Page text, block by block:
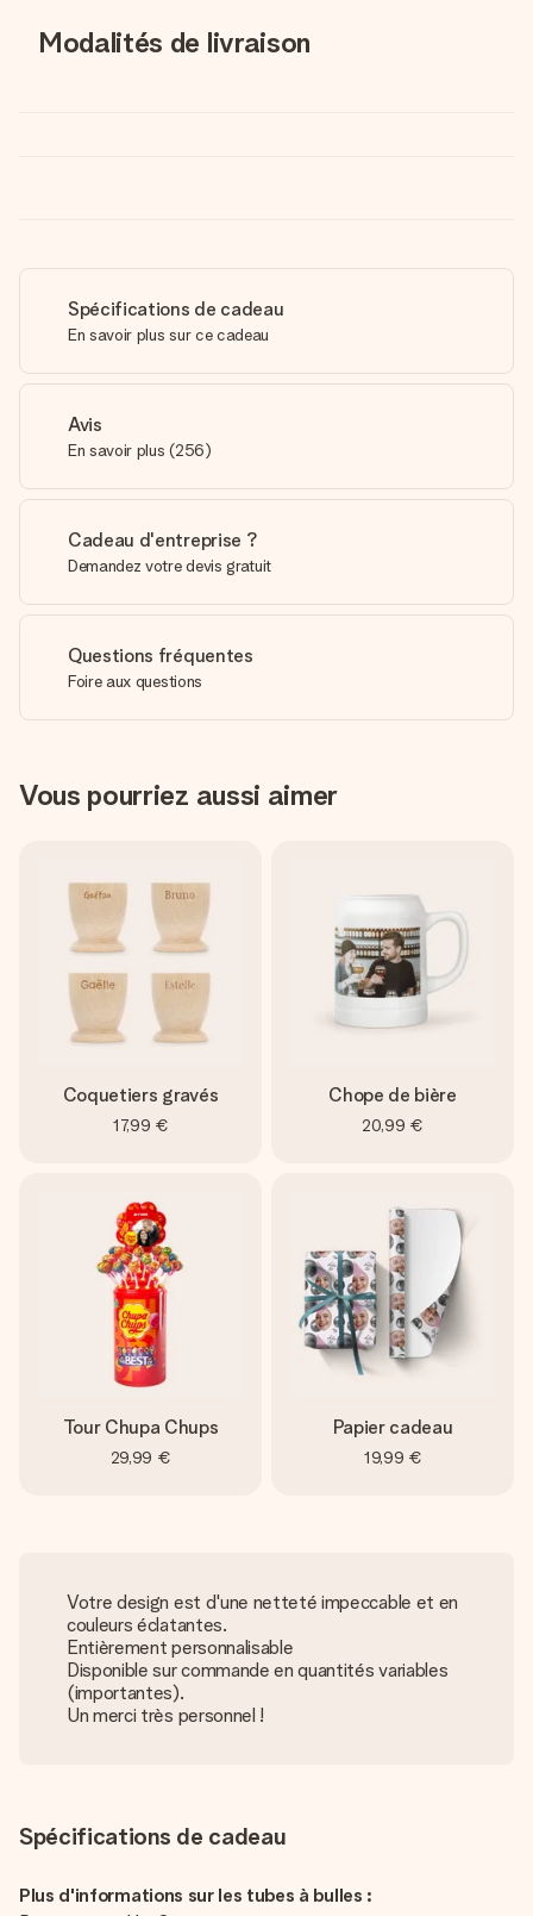
Modalités de livraison
Spécifications de cadeau
En savoir plus sur ce cadeau
Avis
En savoir plus (256)
Cadeau d'entreprise ?
Demandez votre devis gratuit
Questions fréquentes
Foire aux questions
Vous pourriez aussi aimer
Coquetiers gravés
17,99 €
Chope de bière
20,99 €
Tour Chupa Chups
29,99 €
Papier cadeau
19,99 €
Votre design est d'une netteté impeccable et en
couleurs éclatantes.
Entièrement personnalisable
Disponible sur commande en quantités variables
(importantes).
Un merci très personnel !
Spécifications de cadeau
Plus d'informations sur les tubes à bulles :